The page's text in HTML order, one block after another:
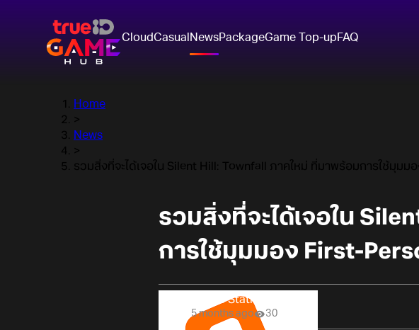
CloudCasual NewsPackageGame Top-upFAQ
Home
>
News
>
รวมสิ่งที่จะได้เจอใน Silent Hill: Townfall ภาคใหม่ ที่มาพร้อมการใช้มุมม
รวมสิ่งที่จะได้เจอใน
การใช้มุมมอง First-
Online Station
5 months ago 30